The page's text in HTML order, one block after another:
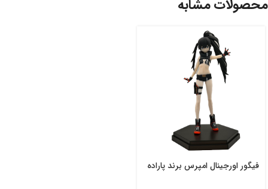
محصولات مشابه
فیگور اورجینال امپرس برند پاراده